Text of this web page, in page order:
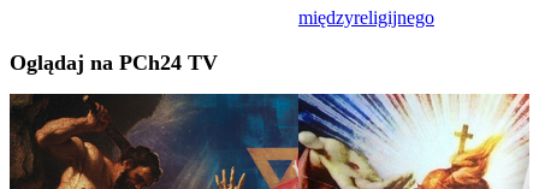
międzyreligijnego
Oglądaj na PCh24 TV